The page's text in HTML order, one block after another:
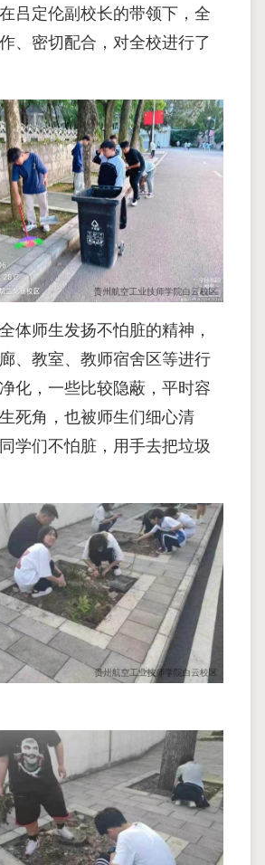
吕定伦副校长的带领下，全
、密切配合，对全校进行了
体师生发扬不怕脏的精神，
、教室、教师宿舍区等进行
化，一些比较隐蔽，平时容
死角，也被师生们细心清
学们不怕脏，用手去把垃圾